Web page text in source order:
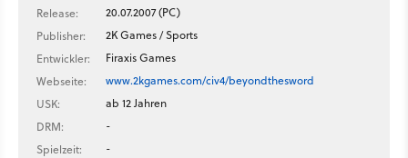
Release:
20.07.2007 (PC)
Publisher:
2K Games / Sports
Entwickler:
Firaxis Games
Webseite:
www.2kgames.com/civ4/beyondthesword
USK:
ab 12 Jahren
DRM:
-
Spielzeit:
-